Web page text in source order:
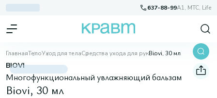
637-88-99A1, МТС, Life
ГлавнаяТелоУход для телаСредства ухода для рукBiovi, 30 мл
BIOVI
Многофункциональный увлажняющий бальзам
Biovi, 30 мл